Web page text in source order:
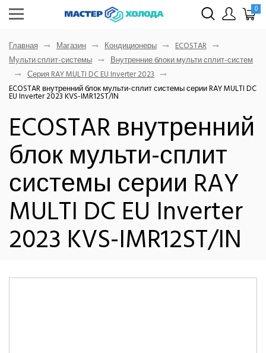
0
Главная Магазин Кондиционеры
ECOSTAR
Мульти сплит-системы
Внутренние блоки мульти сплит-систем
Серия RAY MULTI DC EU Inverter 2023
ECOSTAR внутренний блок мульти-сплит системы серии RAY MULTI DC
EU Inverter 2023 KVS-IMR12ST/IN
ECOSTAR внутренний
блок мульти-сплит
системы серии RAY
MULTI DC EU Inverter
2023 KVS-IMR12ST/IN